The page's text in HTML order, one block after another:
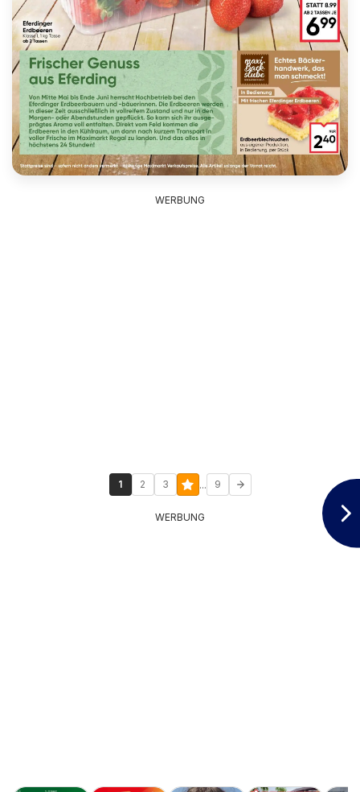
WERBUNG
1 2 3 ... 9
WERBUNG